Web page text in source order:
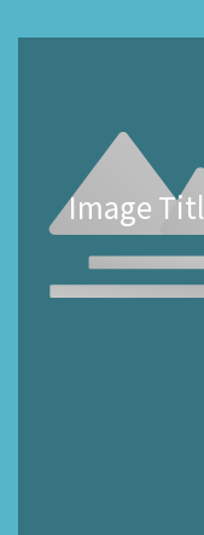
Image